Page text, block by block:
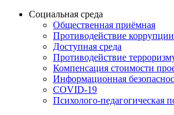
Социальная среда
Общественная приёмная
Противодействие коррупции
Доступная среда
Противодействие
Компенсация стоимости
Информационная
COVID-19
Психолого-педагогическая